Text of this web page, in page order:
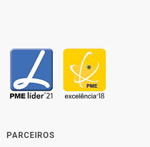
PARCEIROS